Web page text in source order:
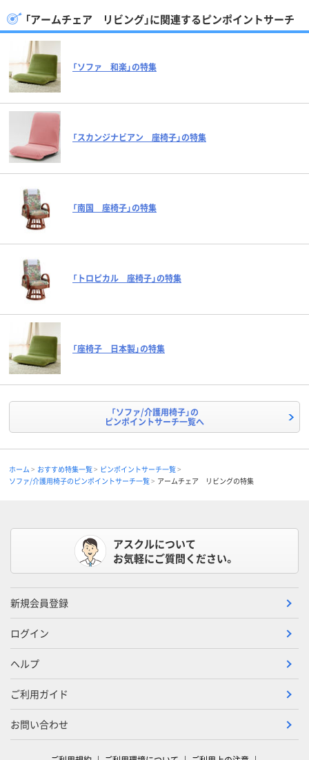
「アームチェア リビング」に関連するピンポイントサーチ
「ソファ 和楽」の特集
「スカンジナビアン 座椅子」の特集
「南国 座椅子」の特集
「トロピカル 座椅子」の特集
「座椅子 日本製」の特集
「ソファ/介護用椅子」の
ピンポイントサーチ一覧へ
ホーム おすすめ特集一覧
ピンポイントサーチ一覧
ソファ/介護用椅子のピンポイントサーチ一覧
アームチェア リビングの特集
アスクルについて
お気軽にご質問ください。
新規会員登録
ログイン
ヘルプ
ご利用ガイド
お問い合わせ